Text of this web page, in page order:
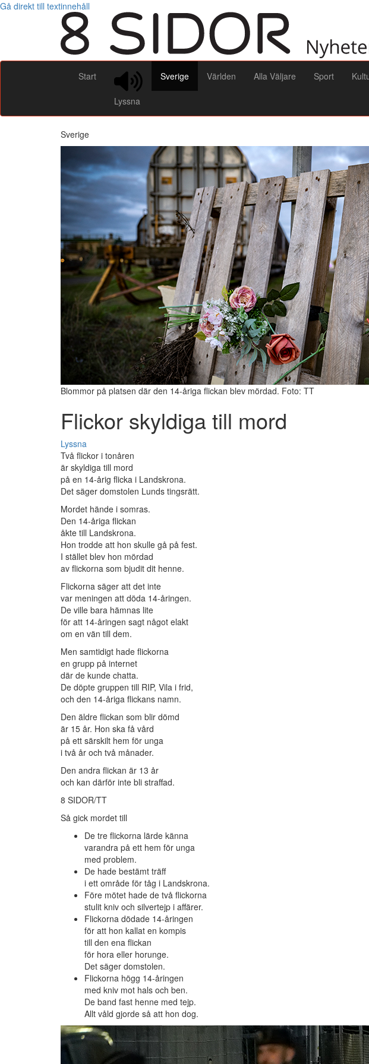
Gå direkt till textinnehåll
Start
Lyssna
Sverige Världen Alla Väljare Sport
Sverige
Blommor på platsen där den 14-åriga flickan blev mördad. Foto: TT
Flickor skyldiga till mord
Lyssna
Två flickor i tonåren
är skyldiga till mord
på en 14-årig flicka i Landskrona.
Det säger domstolen Lunds tingsrätt.
Mordet hände i somras.
Den 14-åriga flickan
åkte till Landskrona.
Hon trodde att hon skulle gå på fest.
I stället blev hon mördad
av flickorna som bjudit dit henne.
Flickorna säger att det inte
var meningen att döda 14-åringen.
De ville bara hämnas lite
för att 14-åringen sagt något elakt
om en vän till dem.
Men samtidigt hade flickorna
en grupp på internet
där de kunde chatta.
De döpte gruppen till RIP, Vila i frid,
och den 14-åriga flickans namn.
Den äldre flickan som blir dömd
är 15 år. Hon ska få vård
på ett särskilt hem för unga
i två år och två månader.
Den andra flickan är 13 år
och kan därför inte bli straffad.
8 SIDOR/TT
Så gick mordet till
De tre flickorna lärde känna
varandra på ett hem för unga
med problem.
De hade bestämt träff
i ett område för tåg i Landskrona.
Före mötet hade de två flickorna
stulit kniv och silvertejp i affärer.
Flickorna dödade 14-åringen
för att hon kallat en kompis
till den ena flickan
för hora eller horunge.
Det säger domstolen.
Flickorna högg 14-åringen
med kniv mot hals och ben.
De band fast henne med tejp.
Allt våld gjorde så att hon dog.